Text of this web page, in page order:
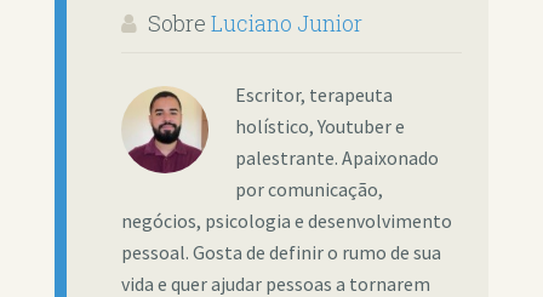
Sobre Luciano Junior
Escritor, terapeuta
holístico, Youtuber e
palestrante. Apaixonado
por comunicação,
negócios, psicologia e desenvolvimento
pessoal. Gosta de definir o rumo de sua
vida e quer ajudar pessoas a tornarem